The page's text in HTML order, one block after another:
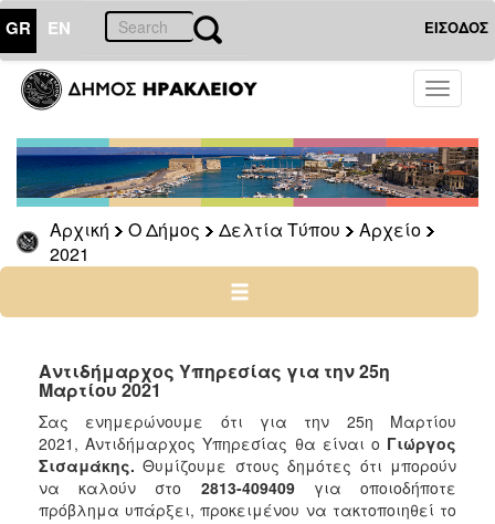
GR EN ΕΙΣΟΔΟΣ
Toggle
Αρχική Ο Δήμος Δελτία Τύπου
Αρχείο
2021
ΔΗΜΟΣ
Δελτία
Τύπου
Αρχείο
2026
2025
2022
2021
2020
2019
2018
Αντιδήμαρχος Υπηρεσίας για την 25η
Μαρτίου 2021
Σας ενημερώνουμε ότι για την 25η Μαρτίου
2021, Αντιδήμαρχος Υπηρεσίας θα είναι ο Γιώργος
Σισαμάκης. Θυμίζουμε στους δημότες ότι μπορούν
να καλούν στο 2813-409409 για οποιοδήποτε
πρόβλημα υπάρξει, προκειμένου να τακτοποιηθεί το